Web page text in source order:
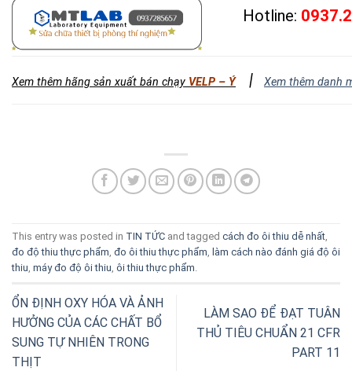
Hotline:
Xem thêm hãng sản xuất bán chạy VELP – Ý | Xem thêm danh
This entry was posted in TIN TỨC and tagged cách đo ôi thiu dễ nhất,
đo độ thiu thực phẩm, đo ôi thiu thực phẩm, làm cách nào đánh giá độ ôi
thiu, máy đo độ ôi thiu, ôi thiu thực phẩm.
ỔN ĐỊNH OXY HÓA VÀ ẢNH
HƯỞNG CỦA CÁC CHẤT BỔ
SUNG TỰ NHIÊN TRONG
THỊT
LÀM SAO ĐỂ ĐẠT TUÂN
THỦ TIÊU CHUẨN 21 CFR
PART 11